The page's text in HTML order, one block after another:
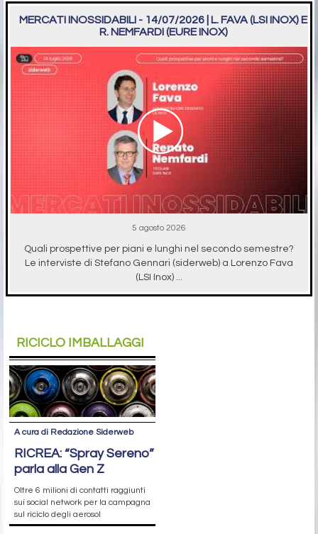
MERCATI INOSSIDABILI - 14/07/2026 | L. FAVA (LSI INOX) E
R. NEMFARDI (EURE INOX)
5 agosto 2026
Quali prospettive per piani e lunghi nel secondo semestre?
Le interviste di Stefano Gennari (siderweb) a Lorenzo Fava
(LSI Inox) ...
RICICLO IMBALLAGGI
A cura di Redazione Siderweb
RICREA: “Spray Sereno”
parla alla Gen Z
Oltre 6 milioni di contatti raggiunti
sui social network per la campagna
sul riciclo degli aerosol